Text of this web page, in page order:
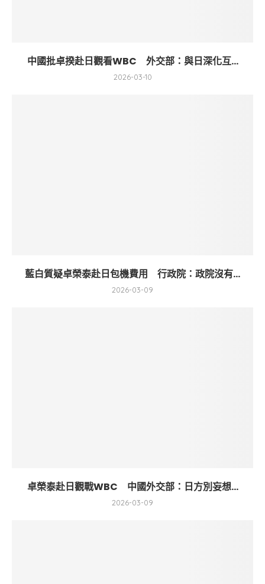
中國批卓揆赴日觀看WBC 外交部：與日深化互...
2026-03-10
藍白質疑卓榮泰赴日包機費用 行政院：政院沒有...
2026-03-09
卓榮泰赴日觀戰WBC 中國外交部：日方別妄想...
2026-03-09